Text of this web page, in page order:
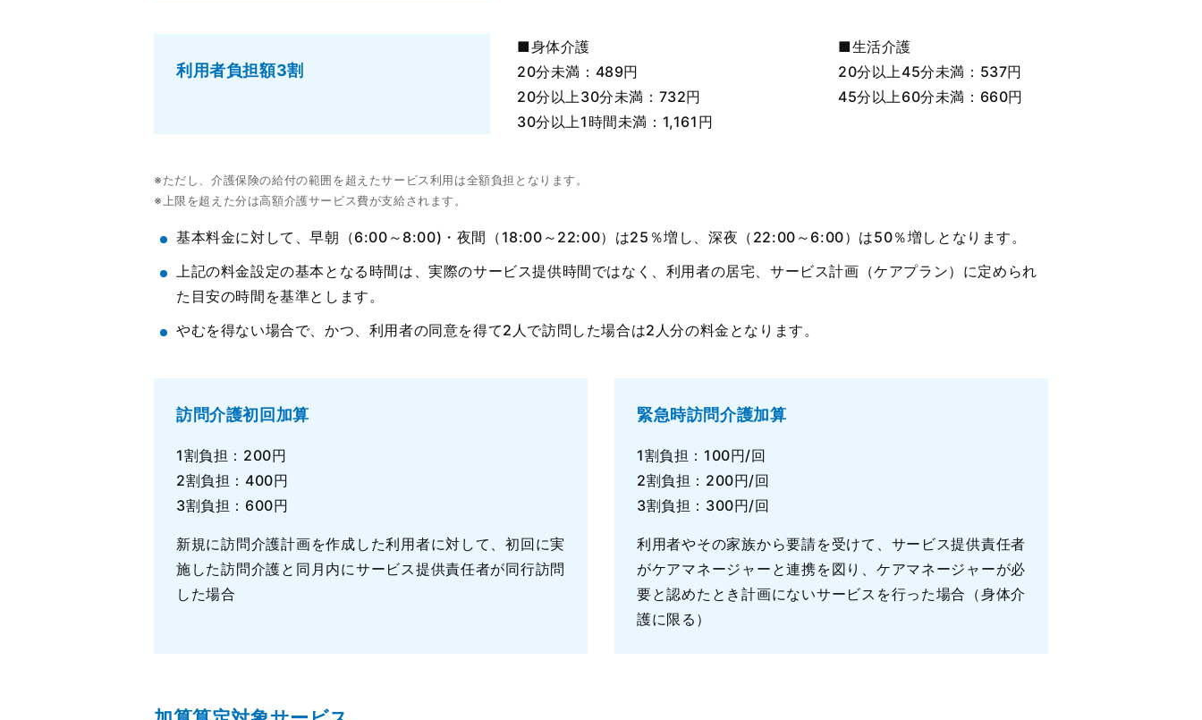
利用者負担額3割
■身体介護
20分未満：489円
20分以上30分未満：732円
30分以上1時間未満：1,161円
■生活介護
20分以上45分未満：537円
45分以上60分未満：660円
※ただし、介護保険の給付の範囲を超えたサービス利用は全額負担となります。
※上限を超えた分は高額介護サービス費が支給されます。
基本料金に対して、早朝（6:00～8:00)・夜間（18:00～22:00）は25％増し、深夜（22:00～6:00）は50％増しとなります。
上記の料金設定の基本となる時間は、実際のサービス提供時間ではなく、利用者の居宅、サービス計画（ケアプラン）に定められ
た目安の時間を基準とします。
やむを得ない場合で、かつ、利用者の同意を得て2人で訪問した場合は2人分の料金となります。
訪問介護初回加算
1割負担：200円
2割負担：400円
3割負担：600円
新規に訪問介護計画を作成した利用者に対して、初回に実
施した訪問介護と同月内にサービス提供責任者が同行訪問
した場合
緊急時訪問介護加算
1割負担：100円/回
2割負担：200円/回
3割負担：300円/回
利用者やその家族から要請を受けて、サービス提供責任者
がケアマネージャーと連携を図り、ケアマネージャーが必
要と認めたとき計画にないサービスを行った場合（身体介
護に限る）